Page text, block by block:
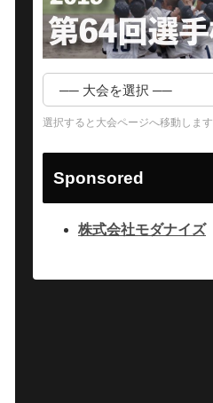
選択すると大会ページへ移動します
Sponsored
株式会社モダナイズ